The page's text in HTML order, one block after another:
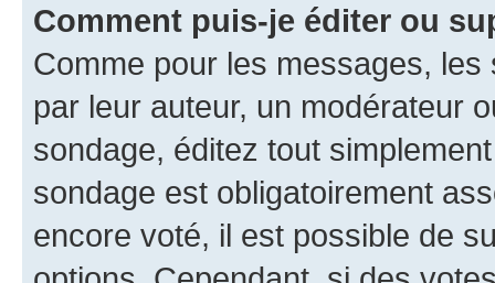
Comment puis-je éditer ou
Comme pour les messages,
par leur auteur, un modérateur
sondage, éditez tout
sondage est obligatoirement
encore voté, il est possible de